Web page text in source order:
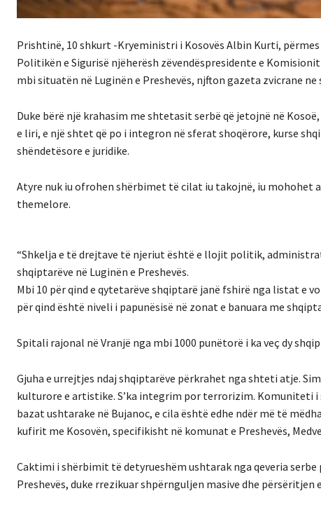
Prishtinë, 10 shkurt -Kryeministri i Kosovës Albin Kurti,
Politikën e Sigurisë njëherësh zëvendëspresidente e
mbi situatën në Luginën e Preshevës, njfton gazeta zvicrane ne
Duke bërë një krahasim me shtetasit serbë që jetojnë në
e liri, e një shtet që po i integron në sferat shoqërore, kurse
shëndetësore e juridike.
Atyre nuk iu ofrohen shërbimet të cilat iu takojnë, iu mohohet
themelore.
“Shkelja e të drejtave të njeriut është e llojit politik,
shqiptarëve në Luginën e Preshevës.
Mbi 10 për qind e qytetarëve shqiptarë janë fshirë nga listat e
për qind është niveli i papunësisë në zonat e banuara me
Spitali rajonal në Vranjë nga mbi 1000 punëtorë i ka veç dy
Gjuha e urrejtjes ndaj shqiptarëve përkrahet nga shteti atje.
kulturore e artistike. S’ka integrim por terrorizim. Komuniteti
bazat ushtarake në Bujanoc, e cila është edhe ndër më të
kufirit me Kosovën, specifikisht në komunat e Preshevës,
Caktimi i shërbimit të detyrueshëm ushtarak nga qeveria
Preshevës, duke rrezikuar shpërnguljen masive dhe përsëritjen